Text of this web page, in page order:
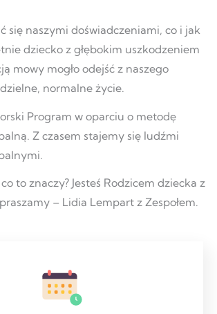
się naszymi doświadczeniami, co i jak
dziecko z głębokim uszkodzeniem
mowy mogło odejść z naszego
normalne życie.
Program w oparciu o metodę
Z czasem stajemy się ludźmi
to znaczy? Jesteś Rodzicem dziecka z
– Lidia Lempart z Zespołem.